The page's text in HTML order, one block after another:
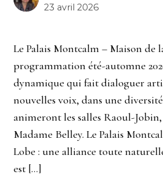
23 avril 2026
Le Palais Montcalm – Maison de
programmation été-automne
dynamique qui fait dialoguer
nouvelles voix, dans une
animeront les salles Raoul-
Madame Belley. Le Palais
Lobe : une alliance toute
est […]